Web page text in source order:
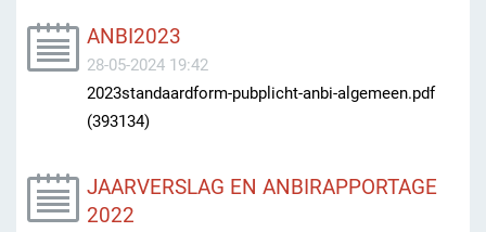
ANBI2023
28-05-2024 19:42
2023standaardform-pubplicht-anbi-algemeen.pdf
(393134)
JAARVERSLAG EN ANBIRAPPORTAGE
2022